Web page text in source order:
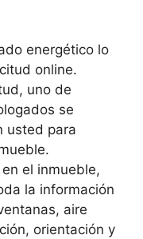
energético lo
online.
uno de
se
usted para
el inmueble,
la información
aire
orientación y